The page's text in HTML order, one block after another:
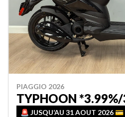
PIAGGIO 2026
TYPHOON
🚨 JUSQU’AU 31 AOUT 2026